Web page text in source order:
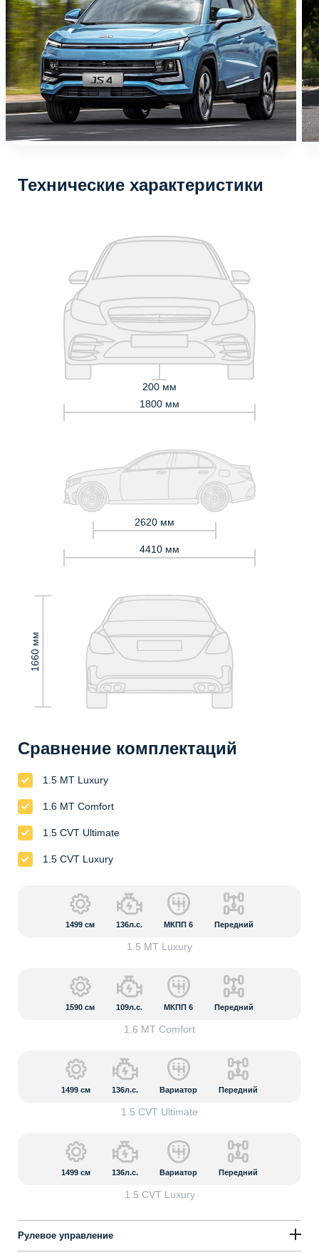
Технические характеристики
200 мм
1800 мм
2620 мм
4410 мм
1660 мм
Сравнение комплектаций
1.5 MT Luxury
1.6 MT Comfort
1.5 CVT Ultimate
1.5 CVT Luxury
1499 см 136л.с. МКПП 6 Передний
1.5 MT Luxury
1590 см 109л.с. МКПП 6 Передний
1.6 MT Comfort
1499 см 136л.с. Вариатор Передний
1.5 CVT Ultimate
1499 см 136л.с. Вариатор Передний
1.5 CVT Luxury
Рулевое управление